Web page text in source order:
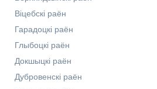
Віцебскі раён
Гарадоцкі раён
Глыбоцкі раён
Докшыцкі раён
Дубровенскі раён